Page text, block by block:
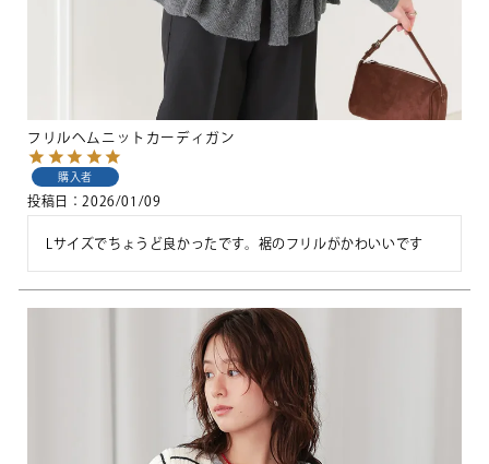
フリルヘムニットカーディガン
購入者
投稿日 2026/01/09
Lサイズでちょうど良かったです。裾のフリルがかわいいです